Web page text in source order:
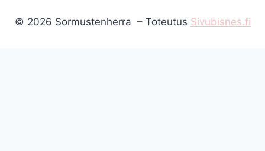
© 2026 Sormustenherra – Toteutus Sivubisnes.fi